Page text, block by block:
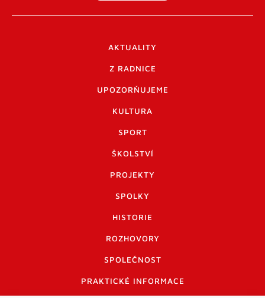
AKTUALITY
Z RADNICE
UPOZORŇUJEME
KULTURA
SPORT
ŠKOLSTVÍ
PROJEKTY
SPOLKY
HISTORIE
ROZHOVORY
SPOLEČNOST
PRAKTICKÉ INFORMACE